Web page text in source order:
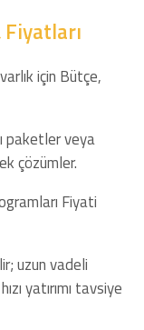
için Bütçe,
paketler veya
çözümler.
Fiyati
uzun vadeli
yatırımı tavsiye